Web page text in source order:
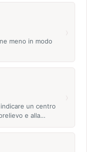
meno in modo
un centro
e alla…